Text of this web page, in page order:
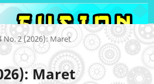
No. 2 (2026): Maret
Maret